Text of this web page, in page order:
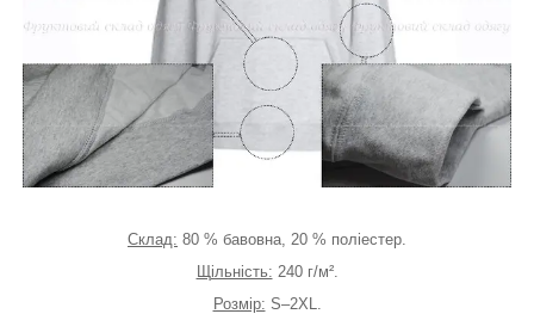
Склад: 80 % бавовна, 20 % поліестер.
Щільність: 240 г/м².
Розмір: S–2XL.